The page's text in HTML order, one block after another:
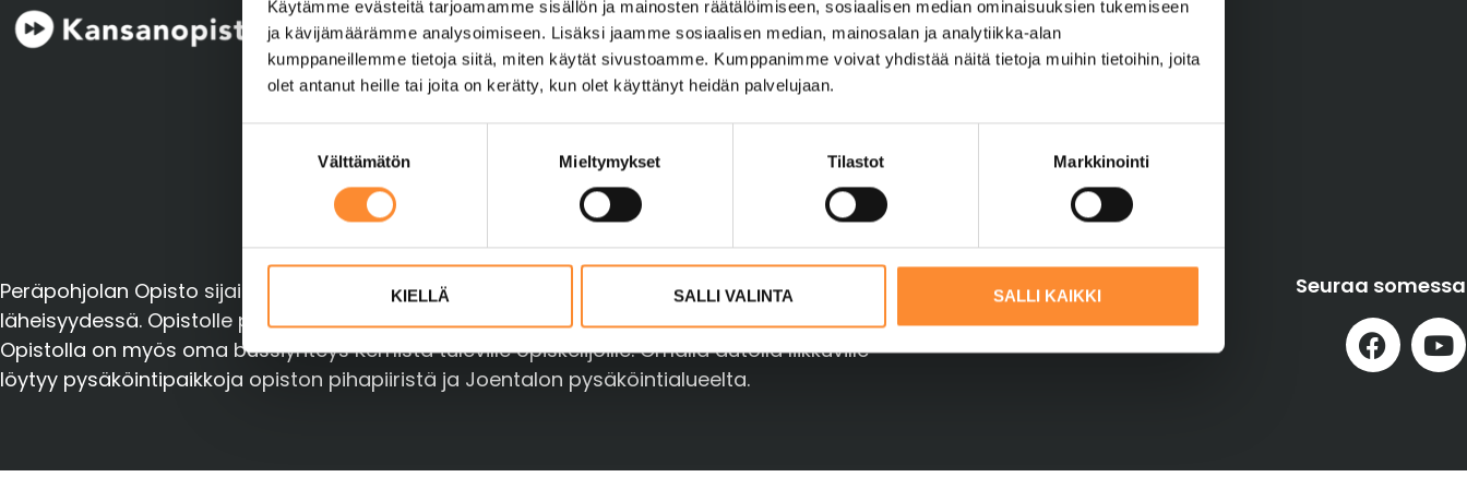
Käytämme evästeitä tarjoamamme sisällön ja mainosten räätälöimiseen, sosiaalisen median ominaisuuksien tukemiseen
ja kävijämäärämme analysoimiseen. Lisäksi jaamme sosiaalisen median, mainosalan ja analytiikka-alan
kumppaneillemme tietoja siitä, miten käytät sivustoamme. Kumppanimme voivat yhdistää näitä tietoja muihin tietoihin, joita
olet antanut heille tai joita on kerätty, kun olet käyttänyt heidän palvelujaan.
u
k
s
a
Välttämätön Mieltymykset Tilastot Markkinointi
KIELLÄ SALLI VALINTA SALLI KAIKKI
pptoimisto@ppopisto.fi
Tilaa uutiskirje
Tietosuojaseloste
Evästeiden hallinta
Saavutettavuusseloste
Opintopolku
Opetushallitus
Kela.fi/opiskelijat
Hotelli Joentalo
Sähköposti
Workseed
Peräpohjolan Opisto sijaitsee Tornionjoen rannalla, Suomen ja Ruotsin rajan välittömässä
läheisyydessä. Opistolle pääseeTornion kaupunkilinjanautolla (Kivirannantien pysäkki).
Opistolla on myös oma bussiyhteys Kemistä tuleville opiskelijoille. Omalla autolla liikkuville
löytyy pysäköintipaikkoja opiston pihapiiristä ja Joentalon pysäköintialueelta.
Seuraa somessa